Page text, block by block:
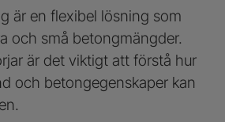
är en flexibel lösning som
och små betongmängder.
är det viktigt att förstå hur
och betongegenskaper kan